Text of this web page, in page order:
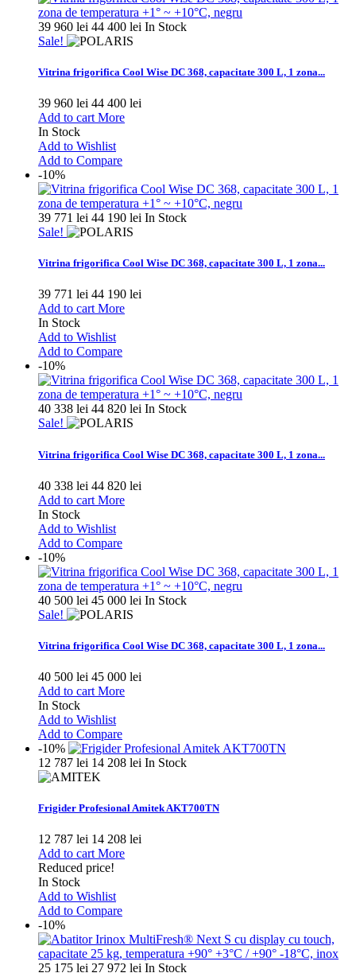
39 960 lei 44 400 lei In Stock
Sale!
Vitrina frigorifica Cool Wise DC 368, capacitate 300 L, 1 zona...
39 960 lei 44 400 lei
Add to cart More
In Stock
Add to Wishlist
Add to Compare
-10%
39 771 lei 44 190 lei In Stock
Sale!
Vitrina frigorifica Cool Wise DC 368, capacitate 300 L, 1 zona...
39 771 lei 44 190 lei
Add to cart More
In Stock
Add to Wishlist
Add to Compare
-10%
40 338 lei 44 820 lei In Stock
Sale!
Vitrina frigorifica Cool Wise DC 368, capacitate 300 L, 1 zona...
40 338 lei 44 820 lei
Add to cart More
In Stock
Add to Wishlist
Add to Compare
-10%
40 500 lei 45 000 lei In Stock
Sale!
Vitrina frigorifica Cool Wise DC 368, capacitate 300 L, 1 zona...
40 500 lei 45 000 lei
Add to cart More
In Stock
Add to Wishlist
Add to Compare
-10%
12 787 lei 14 208 lei In Stock
Frigider Profesional Amitek AKT700TN
12 787 lei 14 208 lei
Add to cart More
Reduced price!
In Stock
Add to Wishlist
Add to Compare
-10%
25 175 lei 27 972 lei In Stock